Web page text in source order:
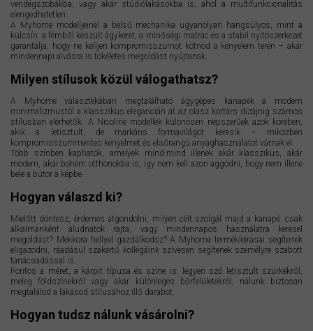
vendégszobákba, vagy akár stúdiólakásokba is, ahol a multifunkcionalitás
elengedhetetlen.
A Myhome modelljeinél a belső mechanika ugyanolyan hangsúlyos, mint a
külcsín: a fémből készült ágykeret, a minőségi matrac és a stabil nyitószerkezet
garantálja, hogy ne kelljen kompromisszumot kötnöd a kényelem terén – akár
mindennapi alvásra is tökéletes megoldást nyújtanak.
Milyen stílusok közül válogathatsz?
A Myhome választékában megtalálható ágygépes kanapék a modern
minimalizmustól a klasszikus elegancián át az olasz kortárs dizájnig számos
stílusban elérhetők. A Nicoline modellek különösen népszerűek azok körében,
akik a letisztult, de markáns formavilágot keresik – miközben
kompromisszummentes kényelmet és elsőrangú anyaghasználatot várnak el.
Több színben kaphatók, amelyek mind-mind illenek akár klasszikus, akár
modern, akár bohém otthonokba is, így nem kell azon aggódni, hogy nem illene
bele a bútor a képbe.
Hogyan válaszd ki?
Mielőtt döntesz, érdemes átgondolni, milyen célt szolgál majd a kanapé: csak
alkalmanként aludnátok rajta, vagy mindennapos használatra keresel
megoldást? Mekkora hellyel gazdálkodsz? A Myhome termékleírásai segítenek
eligazodni, ráadásul szakértő kollégáink szívesen segítenek személyre szabott
tanácsadással is.
Fontos a méret, a kárpit típusa és színe is: legyen szó letisztult szürkékről,
meleg földszínekről vagy akár különleges bőrfelületekről, nálunk biztosan
megtalálod a lakásod stílusához illő darabot.
Hogyan tudsz nálunk vásárolni?